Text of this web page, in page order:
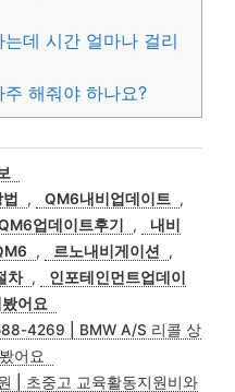
는데 시간 얼마나 걸리
주 해줘야 하나요?
, QM6내비업데이트 ,
업데이트후기 ,
내비
, 르노내비게이션
,
차 ,
인포테인먼트업데이
어요
4269 | BMW A/S 리콜 상
어요
| 초중고 교육활동지원비와